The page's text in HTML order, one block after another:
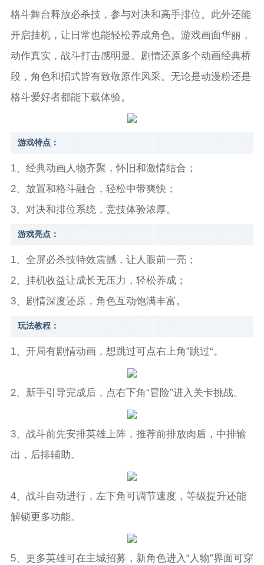
格斗舞台释放必杀技，参与对决和高手排位。此外还能
开启挂机，让日常也能轻松养成角色。游戏画面华丽，
动作真实，战斗打击感明显。剧情还原多个动画经典桥
段，角色和招式皆有致敬原作风采。无论是动漫粉还是
格斗爱好者都能下载体验。
游戏特点：
1、经典动画人物齐聚，怀旧和激情结合；
2、放置和格斗融合，轻松中带爽快；
3、对决和排位系统，竞技体验浓厚。
游戏亮点：
1、全屏必杀技特效震撼，让人眼前一亮；
2、挂机收益让成长无压力，轻松养成；
3、剧情深度还原，角色互动饱满丰富。
玩法教程：
1、开局有剧情动画，想跳过可点右上角”跳过“。
2、新手引导完成后，点右下角“冒险”进入关卡挑战。
3、战斗前先安排英雄上阵，推荐前排放肉盾，中排输
出，后排辅助。
4、战斗自动进行，左下角可调节速度，等级提升还能
解锁更多功能。
5、更多英雄可在主城招募，新角色进入“人物”界面可穿